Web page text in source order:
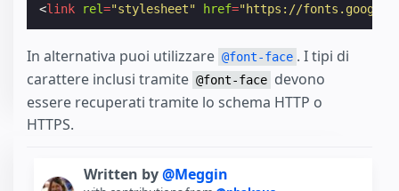
<link rel="stylesheet" href="https://
In alternativa puoi utilizzare @font-face . I tipi di
carattere inclusi tramite @font-face devono
essere recuperati tramite lo schema HTTP o
HTTPS.
Written by@Meggin